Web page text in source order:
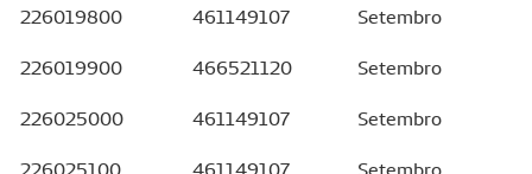
226019800 461149107 Setembro
226019900 466521120 Setembro
226025000 461149107 Setembro